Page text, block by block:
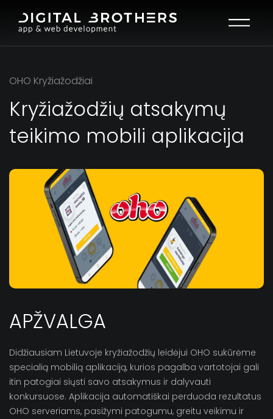
Open
OHO Kryžiažodžiai
Kryžiažodžių atsakymų
teikimo mobili aplikacija
APŽVALGA
Didžiausiam Lietuvoje kryžiažodžių leidėjui OHO sukūrėme
specialią mobilią aplikaciją, kurios pagalba vartotojai gali
itin patogiai siųsti savo atsakymus ir dalyvauti
konkursuose. Aplikacija automatiškai perduoda rezultatus
OHO serveriams, pasižymi patogumu, greitu veikimu ir